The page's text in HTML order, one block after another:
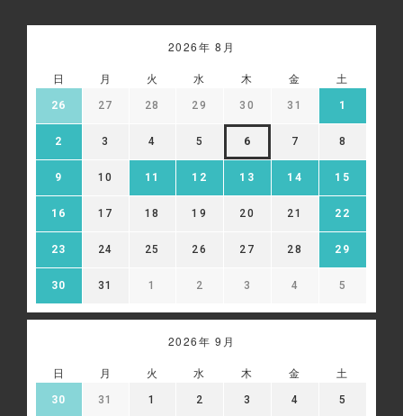
2026年 8月
日 月 火 水 木 金 土
26 27 28 29 30 31 1
2 3 4 5 6 7 8
9 10 11 12 13 14 15
16 17 18 19 20 21 22
23 24 25 26 27 28 29
30 31 1 2 3 4 5
2026年 9月
日 月 火 水 木 金 土
30 31 1 2 3 4 5